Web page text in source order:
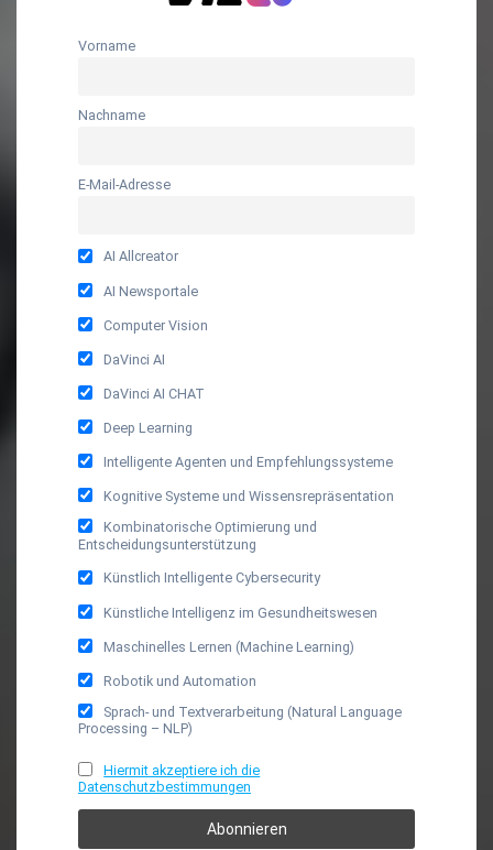
Vorname
Nachname
E-Mail-Adresse
AI Allcreator
AI Newsportale
Computer Vision
DaVinci AI
DaVinci AI CHAT
Deep Learning
Intelligente Agenten und Empfehlungssysteme
Kognitive Systeme und Wissensrepräsentation
Kombinatorische Optimierung und
Entscheidungsunterstützung
Künstlich Intelligente Cybersecurity
Künstliche Intelligenz im Gesundheitswesen
Maschinelles Lernen (Machine Learning)
Robotik und Automation
Sprach- und Textverarbeitung (Natural Language
Processing – NLP)
Hiermit akzeptiere ich die
Datenschutzbestimmungen